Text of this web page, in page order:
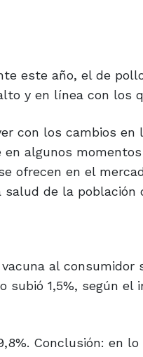
este año, el de
y en línea con los
con los cambios
algunos
ofrecen en el
de la
al consumidor
1,5%, según el
Conclusión: en